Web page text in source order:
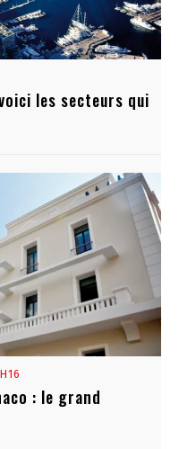
les secteurs qui
: le grand